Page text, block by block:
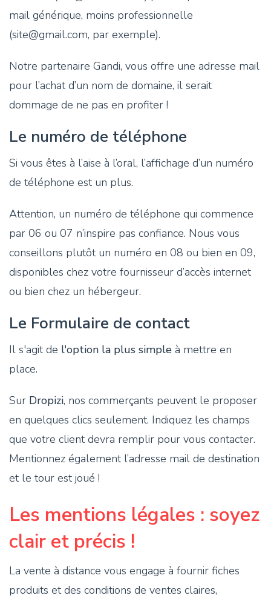
mail générique, moins professionnelle
(site@gmail.com, par exemple).
Notre partenaire Gandi, vous offre une adresse mail
pour l’achat d’un nom de domaine, il serait
dommage de ne pas en profiter !
Le numéro de téléphone
Si vous êtes à l’aise à l’oral, l’affichage d’un numéro
de téléphone est un plus.
Attention, un numéro de téléphone qui commence
par 06 ou 07 n’inspire pas confiance. Nous vous
conseillons plutôt un numéro en 08 ou bien en 09,
disponibles chez votre fournisseur d’accès internet
ou bien chez un hébergeur.
Le Formulaire de contact
Il s'agit de l'option la plus simple à mettre en
place.
Sur Dropizi, nos commerçants peuvent le proposer
en quelques clics seulement. Indiquez les champs
que votre client devra remplir pour vous contacter.
Mentionnez également l’adresse mail de destination
et le tour est joué !
Les mentions légales : soyez
clair et précis !
La vente à distance vous engage à fournir fiches
produits et des conditions de ventes claires,